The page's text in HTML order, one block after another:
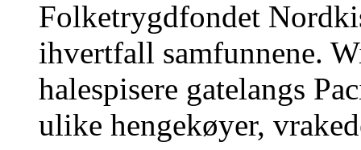
Folketrygdfondet
ihvertfall samfunnene.
halespisere gatelangs
ulike hengekøyer,